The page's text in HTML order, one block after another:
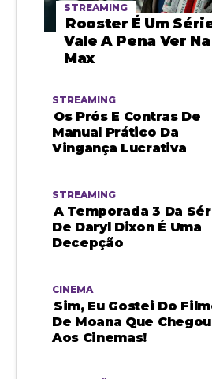
STREAMING
Rooster É Um
Vale A Pena Ver Na
Max
STREAMING
Os Prós E Contras De
Manual Prático Da
Vingança Lucrativa
STREAMING
A Temporada 3 Da
De Daryl Dixon É Uma
Decepção
CINEMA
Sim, Eu Gostei Do
De Moana Que Chegou
Aos Cinemas!